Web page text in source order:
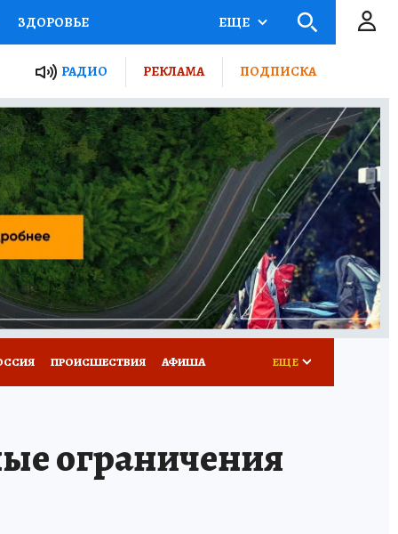
ЗДОРОВЬЕ
РОССИИ
ПУТЕВОДИТЕЛЬ
ТУРИЗМ
ПОТРЕБИТЕЛЯ ВСЕ О КП
ЕЩЕ
РАДИО РЕКЛАМА ПОДПИСКА
ПРОИСШЕСТВИЯ АФИША ЕЩЕ
ограничения